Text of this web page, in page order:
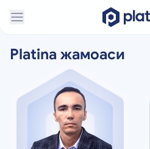
Platina жамоаси